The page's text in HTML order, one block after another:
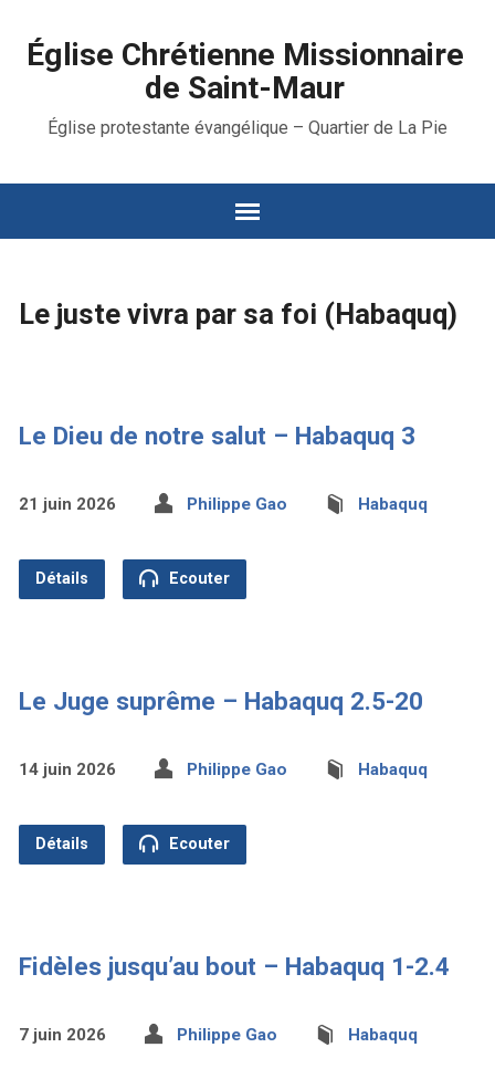
Église Chrétienne Missionnaire
de Saint-Maur
Église protestante évangélique – Quartier de La Pie
Le juste vivra par sa foi (Habaquq)
Le Dieu de notre salut – Habaquq 3
21 juin 2026 Philippe Gao Habaquq
Détails Ecouter
Le Juge suprême – Habaquq 2.5-20
14 juin 2026 Philippe Gao Habaquq
Détails Ecouter
Fidèles jusqu’au bout – Habaquq 1-2.4
7 juin 2026 Philippe Gao Habaquq